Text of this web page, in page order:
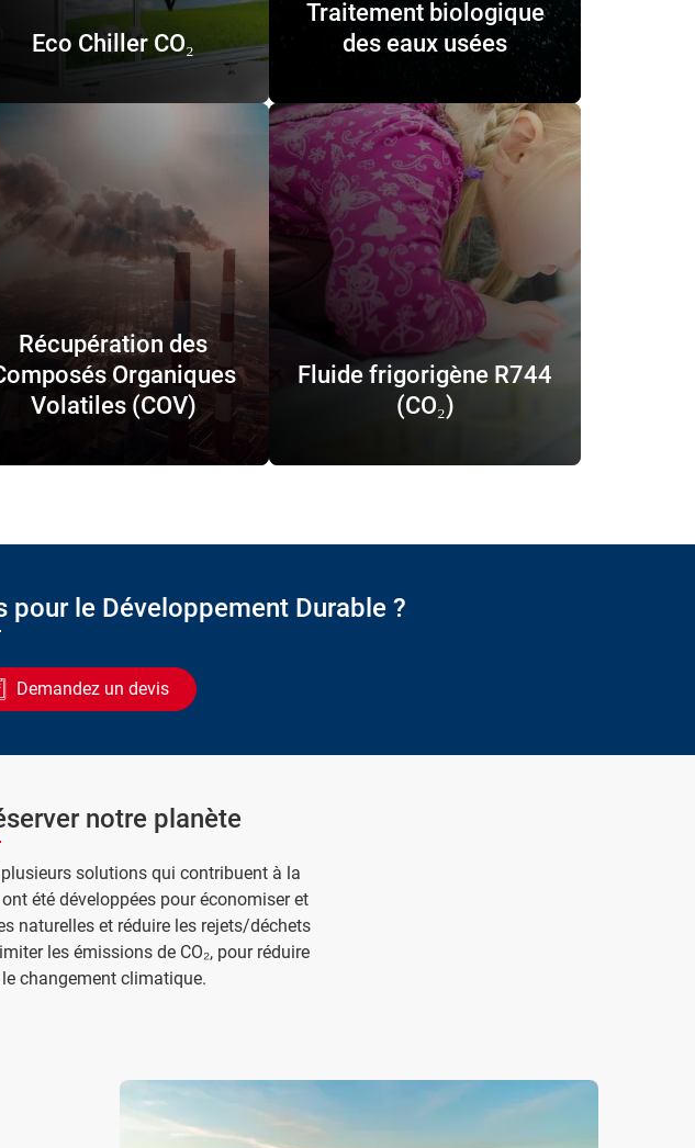
Eco Chiller CO₂
Traitement biologique
des eaux usées
Récupération des
Organiques
Volatiles (COV)
Fluide frigorigène R744
(CO₂)
le Développement Durable ?
Demandez un devis
notre planète
solutions qui contribuent à la
été développées pour économiser et
naturelles et réduire les rejets/déchets
les émissions de CO₂, pour réduire
changement climatique.